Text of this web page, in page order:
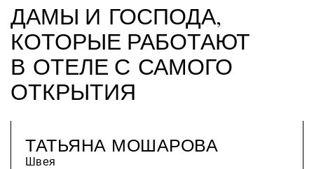
ДАМЫ И ГОСПОДА,
КОТОРЫЕ РАБОТАЮТ
В ОТЕЛЕ С САМОГО
ОТКРЫТИЯ
ТАТЬЯНА МОШАРОВА
Швея